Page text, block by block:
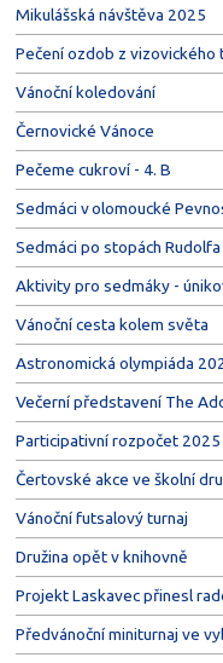
Mikulášská návštěva 2025
Pečení ozdob z vizovického
Vánoční koledování
Černovické Vánoce
Pečeme cukroví - 4. B
Sedmáci v olomoucké
Sedmáci po stopách
Aktivity pro sedmáky -
Vánoční cesta kolem světa
Astronomická olympiáda
Večerní představení The
Participativní rozpočet 2025
Čertovské akce ve školní
Vánoční futsalový turnaj
Družina opět v knihovně
Projekt Laskavec přinesl
Předvánoční miniturnaj ve